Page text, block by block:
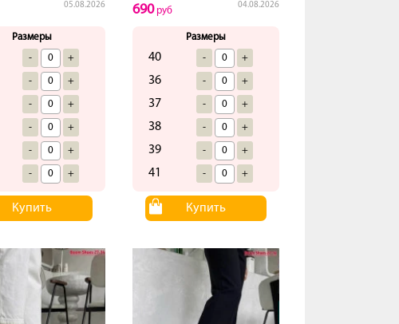
05.08.2026
Размеры
- +
- +
- +
- +
- +
- +
Купить
04.08.2026
690руб
Размеры
40 - +
36 - +
37 - +
38 - +
39 - +
41 - +
Купить